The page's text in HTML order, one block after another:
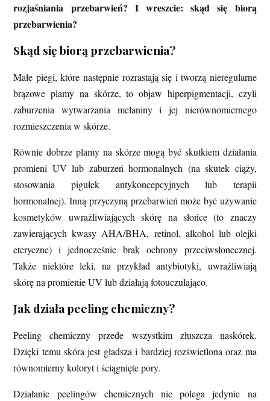
rozjaśniania przebarwień? I wreszcie: skąd się biorą
przebarwienia?
Skąd się biorą przebarwienia?
Małe piegi, które następnie rozrastają się i tworzą nieregularne
brązowe plamy na skórze, to objaw hiperpigmentacji, czyli
zaburzenia wytwarzania melaniny i jej nierównomiernego
rozmieszczenia w skórze.
Równie dobrze plamy na skórze mogą być skutkiem działania
promieni UV lub zaburzeń hormonalnych (na skutek ciąży,
stosowania pigułek antykoncepcyjnych lub terapii
hormonalnej). Inną przyczyną przebarwień może być używanie
kosmetyków uwrażliwiających skórę na słońce (to znaczy
zawierających kwasy AHA/BHA, retinol, alkohol lub olejki
eteryczne) i jednocześnie brak ochrony przeciwsłonecznej.
Także niektóre leki, na przykład antybiotyki, uwrażliwiają
skórę na promienie UV lub działają fotouczulająco.
Jak działa peeling chemiczny?
Peeling chemiczny przede wszystkim złuszcza naskórek.
Dzięki temu skóra jest gładsza i bardziej rozświetlona oraz ma
równomierny koloryt i ściągnięte pory.
Działanie peelingów chemicznych nie polega jedynie na